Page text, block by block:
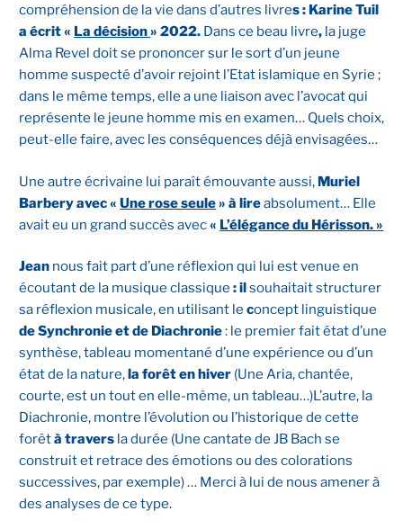
compréhension de la vie dans d’autres livres : Karine Tuil
a écrit « La décision» 2022. Dans ce beau livre, la juge
Alma Revel doit se prononcer sur le sort d’un jeune
homme suspecté d’avoir rejoint l’Etat islamique en Syrie ;
dans le même temps, elle a une liaison avec l’avocat qui
représente le jeune homme mis en examen… Quels choix,
peut-elle faire, avec les conséquences déjà envisagées…
Une autre écrivaine lui paraît émouvante aussi, Muriel
Barbery avec «Une rose seule» à lireabsolument… Elle
avait eu un grand succès avec« L’élégance du Hérisson. »
Jean nous fait part d’une réflexion qui lui est venue en
écoutant de la musique classique : ilsouhaitait structurer
sa réflexion musicale, en utilisant leconcept linguistique
de Synchronie et de Diachronie: le premier fait état d’une
synthèse, tableau momentané d’une expérience ou d’un
état de la nature,la forêt en hiver (Une Aria, chantée,
courte, est un tout en elle-même, un tableau…)L’autre, la
Diachronie, montre l’évolution ou l’historique de cette
forêtà travers la durée (Une cantate de JB Bach se
construit et retrace des émotions ou des colorations
successives, par exemple) … Merci à lui de nous amener à
des analyses de ce type.